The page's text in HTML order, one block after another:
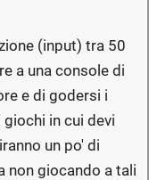
(input) tra 50
a una console di
e di godersi i
in cui devi
un po' di
non giocando a tali